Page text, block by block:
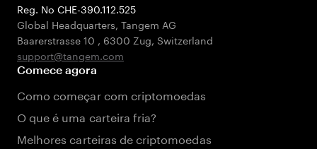
Reg. No CHE-390.112.525
Global Headquarters, Tangem AG
Baarerstrasse 10 , 6300 Zug, Switzerland
support@tangem.com
Comece agora
Como começar com criptomoedas
O que é uma carteira fria?
Melhores carteiras de criptomoedas